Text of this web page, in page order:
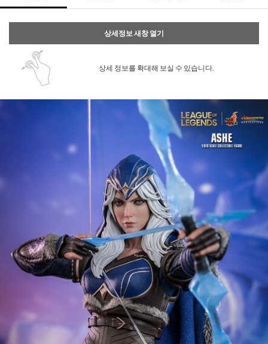
상세정보 새창 열기
상세 정보를 확대해 보실 수 있습니다.